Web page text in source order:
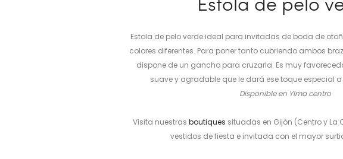
Estola de pelo verde ideal para invitadas de boda de
colores diferentes. Para poner tanto cubriendo ambos
dispone de un gancho para cruzarla. Es muy
suave y agradable que le dará ese toque especial
Disponible en Ylma centro
Visita nuestras boutiques situadas en Gijón (Centro y La
vestidos de fiesta e invitada con el mayor